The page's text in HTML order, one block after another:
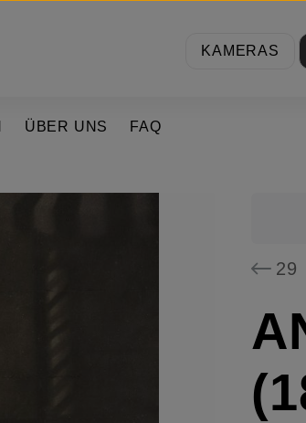
KAMERAS
ÜBER UNS FAQ
29